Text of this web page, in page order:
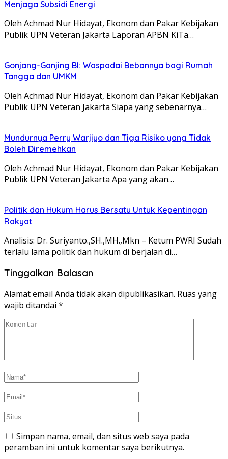
Menjaga Subsidi Energi
Oleh Achmad Nur Hidayat, Ekonom dan Pakar Kebijakan
Publik UPN Veteran Jakarta Laporan APBN KiTa…
Gonjang-Ganjing BI: Waspadai Bebannya bagi Rumah
Tangga dan UMKM
Oleh Achmad Nur Hidayat, Ekonom dan Pakar Kebijakan
Publik UPN Veteran Jakarta Siapa yang sebenarnya…
Mundurnya Perry Warjiyo dan Tiga Risiko yang Tidak
Boleh Diremehkan
Oleh Achmad Nur Hidayat, Ekonom dan Pakar Kebijakan
Publik UPN Veteran Jakarta Apa yang akan…
Politik dan Hukum Harus Bersatu Untuk Kepentingan
Rakyat
Analisis: Dr. Suriyanto.,SH.,MH.,Mkn – Ketum PWRI Sudah
terlalu lama politik dan hukum di berjalan di…
Tinggalkan Balasan
Alamat email Anda tidak akan dipublikasikan. Ruas yang
wajib ditandai *
Simpan nama, email, dan situs web saya pada
peramban ini untuk komentar saya berikutnya.